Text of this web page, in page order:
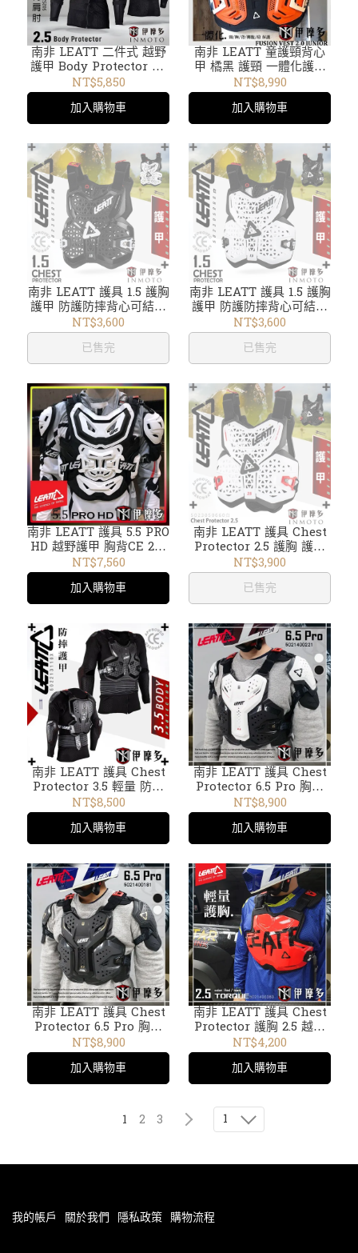
南非 LEATT 二件式 越野
護甲 Body Protector 2.5
胸背肩肘護具 輕量硬殼
FLEXMESH通風
502520232X黑
NT$5,850
加入購物車
南非 LEATT 童護頸背心
甲 橘黑 護頸 一體化護甲
FUSION VEST 2.0
JUNIOR 101801002
NT$8,990
加入購物車
南非 LEATT 護具 1.5 護胸
護甲 防護防摔背心可結合
護頸 CE認證 越野林道滑
胎下坡車5023050790黑
NT$3,600
已售完
南非 LEATT 護具 1.5 護胸
護甲 防護防摔背心可結合
護頸 CE認證 越野林道滑
胎下坡車5023050800白
NT$3,600
已售完
南非 LEATT 護具 5.5 PRO
HD 越野護甲 胸背CE 2級
防護 肩肘側腹防護 越野機
車 腳踏車 白5014101102
兩色
NT$7,560
加入購物車
南非 LEATT 護具 Chest
Protector 2.5 護胸 護甲
防護 防摔背心 可結合 護
頸 CE認證 越野 林道 滑胎
下坡車 5023050660白
NT$3,900
已售完
南非 LEATT 護具 Chest
Protector 3.5 輕量 防摔
護甲 公路 越野皆可 CE認
證 機車 護具衣 防護衣 護
甲背心502213110X
NT$8,500
加入購物車
南非 LEATT 護具 Chest
Protector 6.5 Pro 胸背
越野護甲 CE 2級 FIM認
證 3D貼合 高防護防摔背心
可結合頸托。白
5021400221
NT$8,900
加入購物車
南非 LEATT 護具 Chest
Protector 6.5 Pro 胸背
越野護甲 CE 2級 FIM認
證 3D貼合 高防護防摔背心
可結合頸托。黑
5021400181
NT$8,900
加入購物車
南非 LEATT 護具 Chest
Protector 護胸 2.5 越野
護甲 防摔 輕量 通風 胸背
護具 越野機車 腳踏車
5021400360 紅黑
NT$4,200
加入購物車
1 2 3 1
我的帳戶 關於我們 隱私政策 購物流程